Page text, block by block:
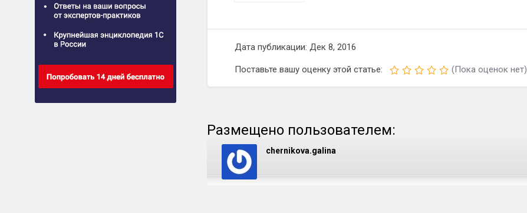
Дата публикации: Дек 8, 2016
Поставьте вашу оценку этой статье: (Пока оценок нет)
Размещено пользователем:
chernikova.galina